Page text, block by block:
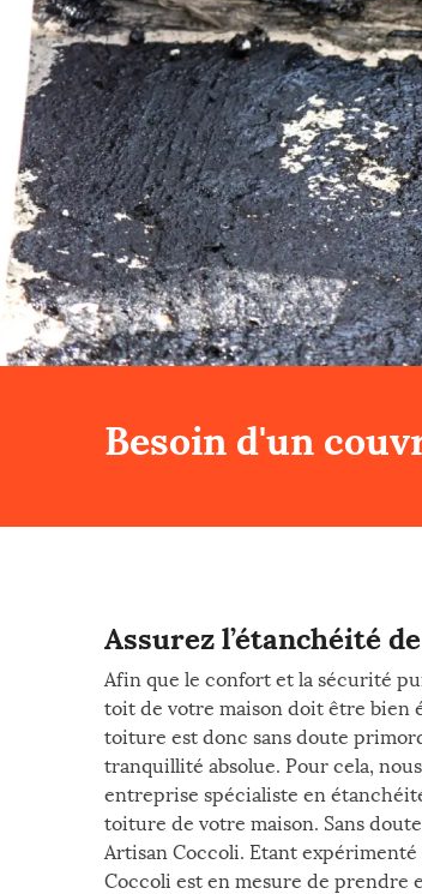
Besoin d'un
Assurez l’étanchéité
Afin que le confort et la sécurité
toit de votre maison doit être bien
toiture est donc sans doute
tranquillité absolue. Pour cela,
entreprise spécialiste en
toiture de votre maison. Sans
Artisan Coccoli. Etant
Coccoli est en mesure de prendre